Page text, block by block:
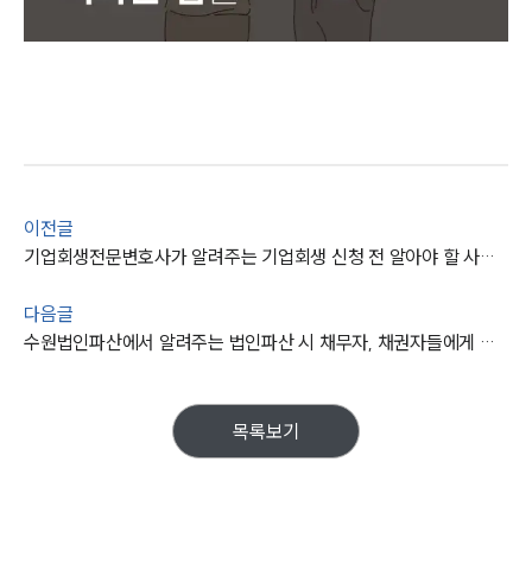
이전글
기업회생전문변호사가 알려주는 기업회생 신청 전 알아야 할 사항들은
다음글
수원법인파산에서 알려주는 법인파산 시 채무자, 채권자들에게 좋은 장점들은
목록보기